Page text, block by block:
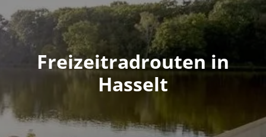
Freizeitradrouten in
Hasselt